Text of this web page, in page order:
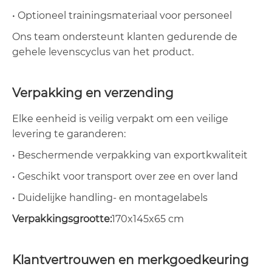
• Optioneel trainingsmateriaal voor personeel
Ons team ondersteunt klanten gedurende de
gehele levenscyclus van het product.
Verpakking en verzending
Elke eenheid is veilig verpakt om een ​​veilige
levering te garanderen:
• Beschermende verpakking van exportkwaliteit
• Geschikt voor transport over zee en over land
• Duidelijke handling- en montagelabels
Verpakkingsgrootte:170x145x65 cm
Klantvertrouwen en merkgoedkeuring